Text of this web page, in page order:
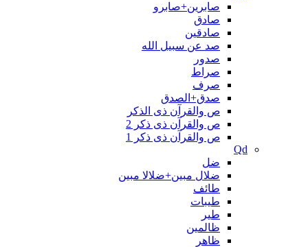
صابرین+صابرو
صادق
صادقین
صد عن سبیل الله
صدور
صراط
صرف
صدق+الصدق
ص والقرآن ذی الذکر
ص والقرآن ذی ذکر 2
ص والقرآن ذی ذکر 1
Qd
ضل
ضلال مبین+ضلالا مبین
طائف
طیبات
طیر
ظالمین
ظاهر